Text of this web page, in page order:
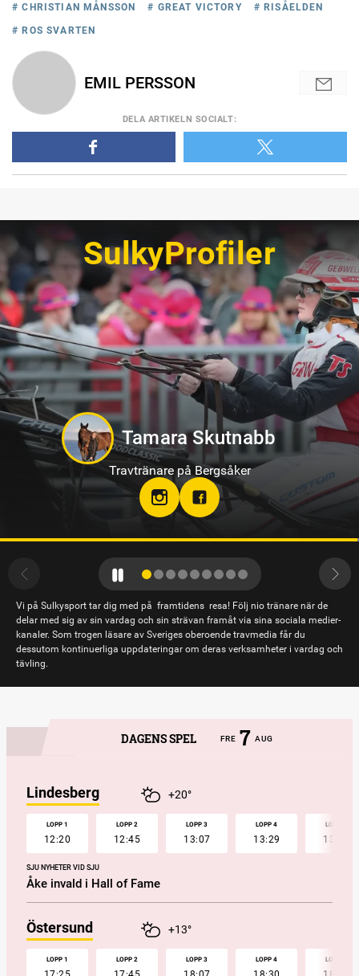
# CHRISTIAN MÅNSSON # GREAT VICTORY # RISÅELDEN
# ROS SVARTEN
EMIL PERSSON
DELA ARTIKELN SOCIALT:
SulkyProfiler
Philip Di Luca
Travtränare på Sundbyholmstravet i Eskilstuna
hloclucaboy
Vi på Sulkysport tar dig med på framtidens resa! Följ nio tränare när de
delar med sig av sin vardag och sin strävan framåt via sina sociala medier-
kanaler. Som trogen läsare av Sveriges oberoende travmedia får du
dessutom kontinuerliga uppdateringar om deras verksamheter i vardag och
tävling.
DAGENS SPEL FRE 7 AUG
Lindesberg +20°
LOPP 1
12:20
LOPP 2
12:45
LOPP 3
13:07
LOPP 4
13:29
LOPP 5
13:50
SJU NYHETER VID SJU
Åke invald i Hall of Fame
Östersund +13°
LOPP 1 LOPP 2 LOPP 3 LOPP 4 LOPP 5